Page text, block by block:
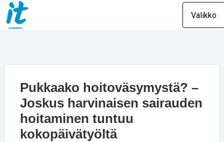
Valikko
Pukkaako hoitoväsymystä? –
Joskus harvinaisen sairauden
hoitaminen tuntuu
kokopäivätyöltä